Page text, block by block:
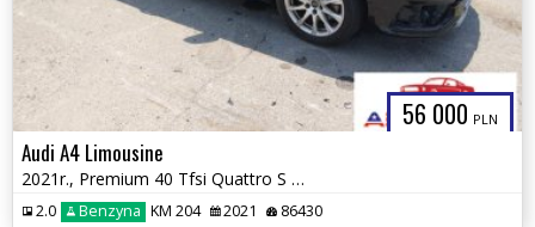
56 000 PLN
Audi A4 Limousine
2021r., Premium 40 Tfsi Quattro S Tronic, 2L, od ubezpieczalni
2.0 Benzyna KM 204 2021 86430